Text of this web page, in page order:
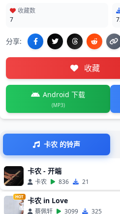
收藏数
7
分享:
收藏
Android 下载
(MP3)
卡农 的铃声
卡农 - 开端
卡农 836 21
HOT 卡农 in Love
蔡佩轩 3099 325